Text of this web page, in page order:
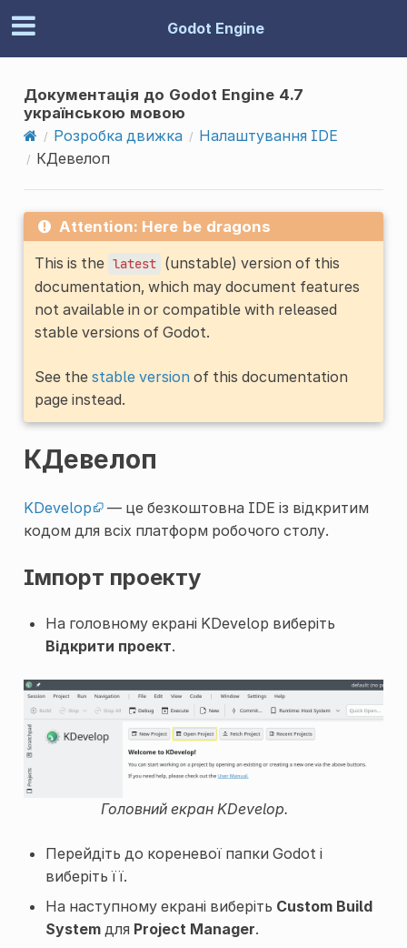
Godot Engine
Документація до Godot Engine 4.7
українською мовою
Розробка движка
Налаштування IDE
КДевелоп
Attention: Here be dragons
This is the latest (unstable) version of this
documentation, which may document features
not available in or compatible with released
stable versions of Godot.
See the stable versionof this documentation
page instead.
КДевелоп
KDevelop
— це безкоштовна IDE із відкритим
кодом для всіх платформ робочого столу.
Імпорт проекту
На головному екрані KDevelop виберіть
Відкрити проект.
Головний екран KDevelop.
Перейдіть до кореневої папки Godot і
виберіть її.
На наступному екрані виберіть Custom Build
Systemдля Project Manager.